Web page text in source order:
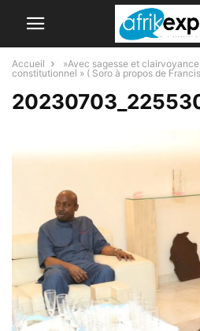
Accueil
»Avec sagesse et
constitutionnel » ( Soro à propos de